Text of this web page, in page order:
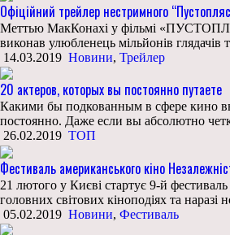
Офіційний трейлер нестримного
Меттью МакКонахі у фільмі
виконав улюбленець мільйонів
14.03.2019 Новини, Трейлер
20 актеров, которых вы постоянно путаете
Какими бы подкованным в сфере кино
постоянно. Даже если вы абсолютно
26.02.2019 ТОП
Фестиваль американського кіно
21 лютого у Києві стартує 9-й
головних світових кіноподіях та
05.02.2019 Новини, Фестиваль